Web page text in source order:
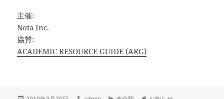
主催:
Nota Inc.
協賛:
ACADEMIC RESOURCE GUIDE (ARG)